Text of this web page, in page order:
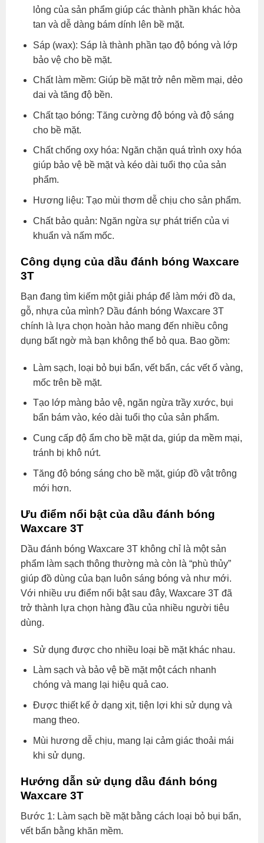
lỏng của sản phẩm giúp các thành phần khác hòa
tan và dễ dàng bám dính lên bề mặt.
Sáp (wax): Sáp là thành phần tạo độ bóng và lớp
bảo vệ cho bề mặt.
Chất làm mềm: Giúp bề mặt trở nên mềm mại, dẻo
dai và tăng độ bền.
Chất tạo bóng: Tăng cường độ bóng và độ sáng
cho bề mặt.
Chất chống oxy hóa: Ngăn chặn quá trình oxy hóa
giúp bảo vệ bề mặt và kéo dài tuổi thọ của sản
phẩm.
Hương liệu: Tạo mùi thơm dễ chịu cho sản phẩm.
Chất bảo quản: Ngăn ngừa sự phát triển của vi
khuẩn và nấm mốc.
Công dụng của dầu đánh bóng Waxcare
3T
Bạn đang tìm kiếm một giải pháp để làm mới đồ da,
gỗ, nhựa của mình? Dầu đánh bóng Waxcare 3T
chính là lựa chọn hoàn hảo mang đến nhiều công
dụng bất ngờ mà bạn không thể bỏ qua. Bao gồm:
Làm sạch, loại bỏ bụi bẩn, vết bẩn, các vết ố vàng,
mốc trên bề mặt.
Tạo lớp màng bảo vệ, ngăn ngừa trầy xước, bụi
bẩn bám vào, kéo dài tuổi thọ của sản phẩm.
Cung cấp độ ẩm cho bề mặt da, giúp da mềm mại,
tránh bị khô nứt.
Tăng độ bóng sáng cho bề mặt, giúp đồ vật trông
mới hơn.
Ưu điểm nổi bật của dầu đánh bóng
Waxcare 3T
Dầu đánh bóng Waxcare 3T không chỉ là một sản
phẩm làm sạch thông thường mà còn là “phù thủy”
giúp đồ dùng của bạn luôn sáng bóng và như mới.
Với nhiều ưu điểm nổi bật sau đây, Waxcare 3T đã
trở thành lựa chọn hàng đầu của nhiều người tiêu
dùng.
Sử dụng được cho nhiều loại bề mặt khác nhau.
Làm sạch và bảo vệ bề mặt một cách nhanh
chóng và mang lại hiệu quả cao.
Được thiết kế ở dạng xịt, tiện lợi khi sử dụng và
mang theo.
Mùi hương dễ chịu, mang lại cảm giác thoải mái
khi sử dụng.
Hướng dẫn sử dụng dầu đánh bóng
Waxcare 3T
Bước 1: Làm sạch bề mặt bằng cách loại bỏ bụi bẩn,
vết bẩn bằng khăn mềm.